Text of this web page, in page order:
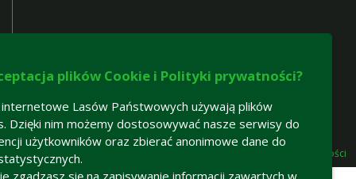
Deklaracja dostępności
plików Cookie i Polityki prywatności?
Lasów Państwowych używają plików
Dzięki nim możemy dostosowywać nasze serwisy do
użytkowników oraz zbierać anonimowe dane do
zgadzasz się na zapisywanie informacji zawartych w